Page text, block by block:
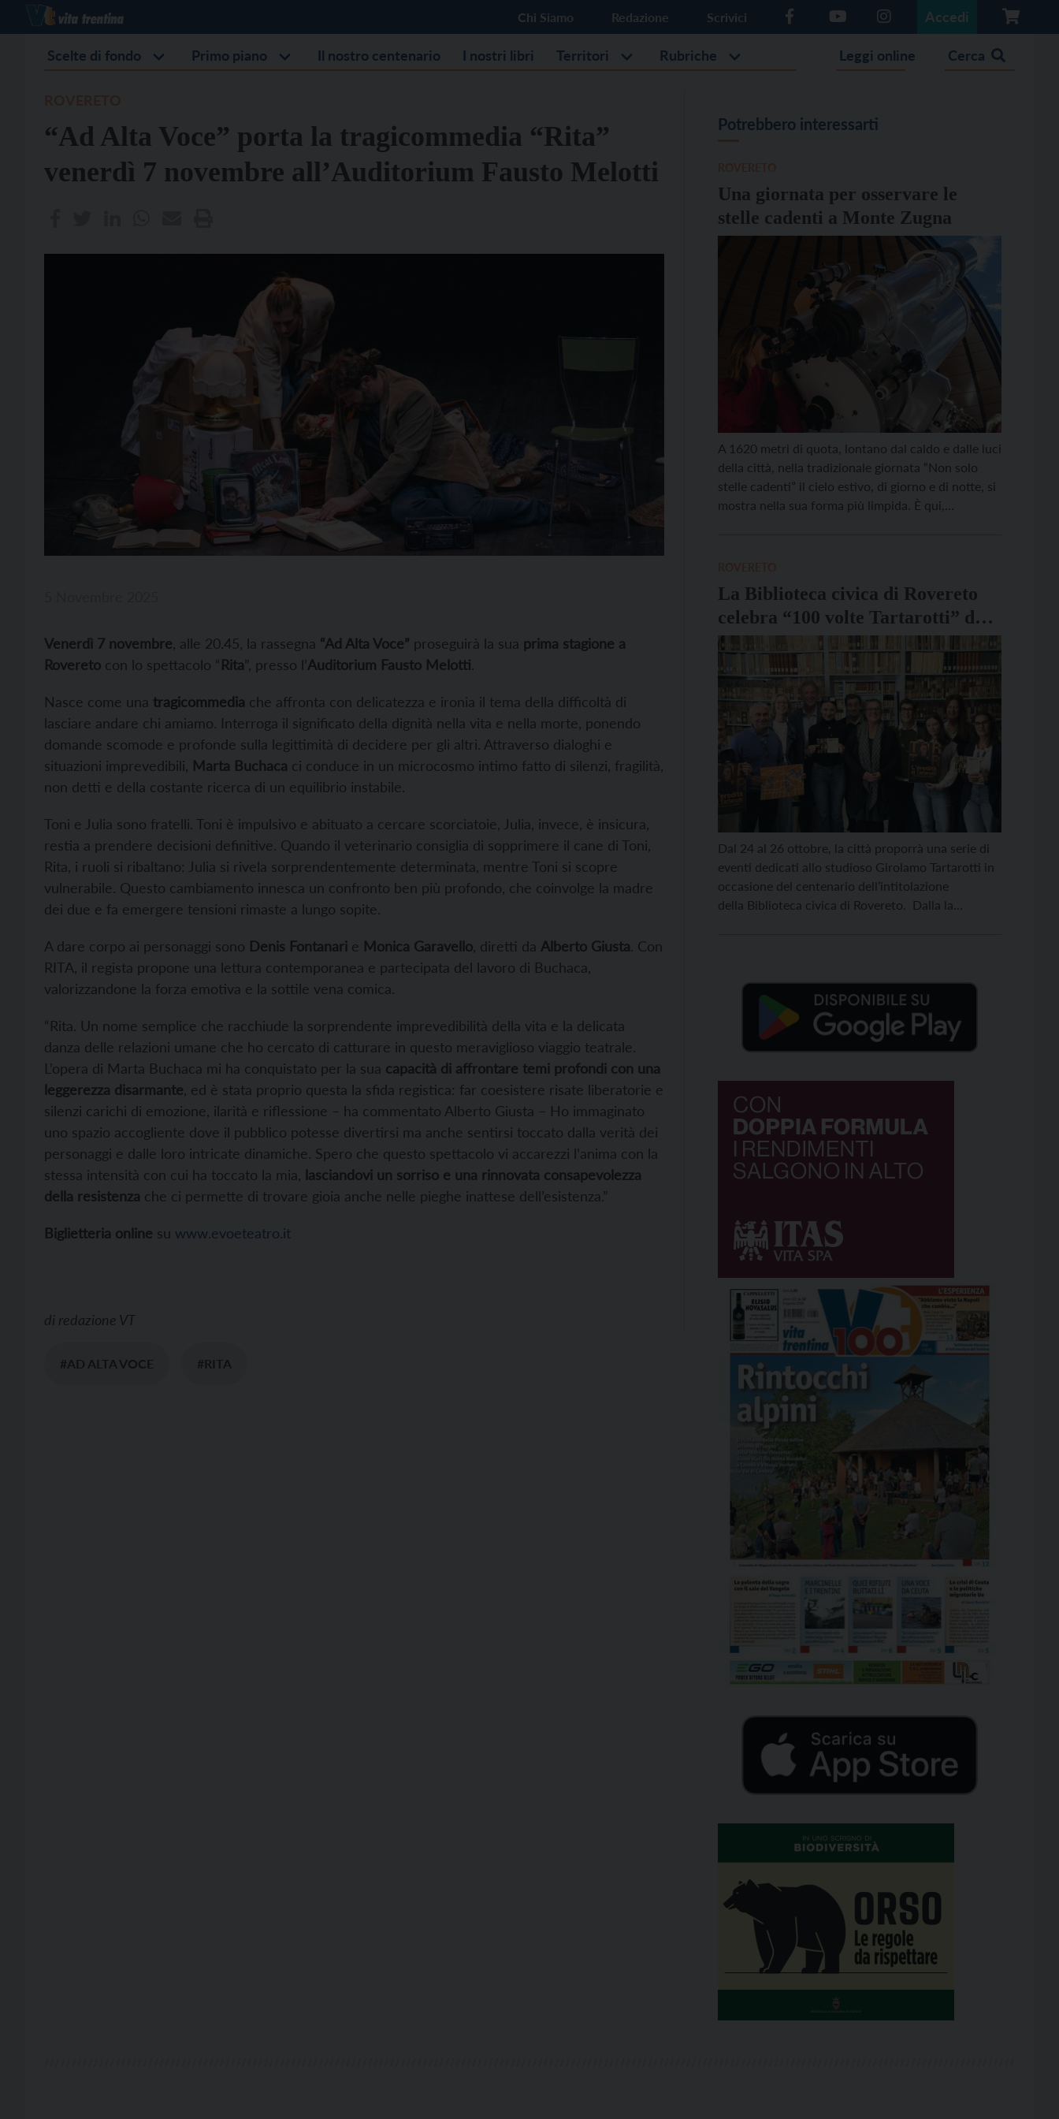
Chi Siamo Redazione Scrivici Accedi
Scelte di fondo Primo piano Il nostro centenario I nostri libri Territori Rubriche Leggi online Cerca
“Ad Alta Voce” porta la tragicommedia “Rita”
venerdì 7 novembre all’Auditorium Fausto Melotti
Venerdì 7 novembre , alle 20.45, la rassegna “Ad Alta Voce” proseguirà la sua prima stagione a
Rovereto con lo spettacolo “Rita”, presso l’Auditorium Fausto Melotti.
Nasce come una tragicommedia che affronta con delicatezza e ironia il tema della difficoltà di
lasciare andare chi amiamo. Interroga il significato della dignità nella vita e nella morte, ponendo
domande scomode e profonde sulla legittimità di decidere per gli altri. Attraverso dialoghi e
situazioni imprevedibili, Marta Buchaca ci conduce in un microcosmo intimo fatto di silenzi, fragilità,
non detti e della costante ricerca di un equilibrio instabile.
Toni e Julia sono fratelli. Toni è impulsivo e abituato a cercare scorciatoie, Julia, invece, è insicura,
restia a prendere decisioni definitive. Quando il veterinario consiglia di sopprimere il cane di Toni,
Rita, i ruoli si ribaltano: Julia si rivela sorprendentemente determinata, mentre Toni si scopre
vulnerabile. Questo cambiamento innesca un confronto ben più profondo, che coinvolge la madre
dei due e fa emergere tensioni rimaste a lungo sopite.
A dare corpo ai personaggi sono Denis Fontanari e Monica Garavello , diretti da Alberto Giusta. Con
RITA, il regista propone una lettura contemporanea e partecipata del lavoro di Buchaca,
valorizzandone la forza emotiva e la sottile vena comica.
“Rita. Un nome semplice che racchiude la sorprendente imprevedibilità della vita e la delicata
danza delle relazioni umane che ho cercato di catturare in questo meraviglioso viaggio teatrale.
L’opera di Marta Buchaca mi ha conquistato per la sua capacità di affrontare temi profondi con una
leggerezza disarmante , ed è stata proprio questa la sfida registica: far coesistere risate liberatorie e
silenzi carichi di emozione, ilarità e riflessione – ha commentato Alberto Giusta – Ho immaginato
uno spazio accogliente dove il pubblico potesse divertirsi ma anche sentirsi toccato dalla verità dei
personaggi e dalle loro intricate dinamiche. Spero che questo spettacolo vi accarezzi l’anima con la
stessa intensità con cui ha toccato la mia, lasciandovi un sorriso e una rinnovata consapevolezza
della resistenza che ci permette di trovare gioia anche nelle pieghe inattese dell’esistenza.”
Biglietteria online su www.evoeteatro.it
di redazione VT
#AD ALTA VOCE #RITA
Potrebbero interessarti
Una giornata per osservare le
stelle cadenti a Monte Zugna
A 1620 metri di quota, lontano dal caldo e dalle luci
della città, nella tradizionale giornata “Non solo
stelle cadenti” il cielo estivo, di giorno e di notte, si
mostra nella sua forma più limpida. È qui,
La Biblioteca civica di Rovereto
celebra “100 volte Tartarotti” dal
24 al 26 ottobre
Dal 24 al 26 ottobre, la città proporrà una serie di
eventi dedicati allo studioso Girolamo Tartarotti in
occasione del centenario dell’intitolazione
della Biblioteca civica di Rovereto. Dalla la
pubblico”, per proseguire poi con un concerto di
musica classica, un trekking urbano (con mappa
e qrCode) alla scoperta dei […]